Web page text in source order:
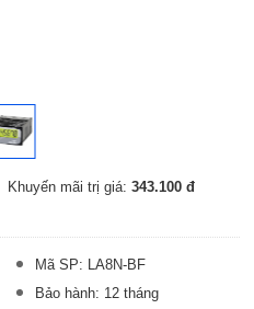
Khuyến mãi trị giá:343.100 đ
Mã SP: LA8N-BF
Bảo hành: 12 tháng